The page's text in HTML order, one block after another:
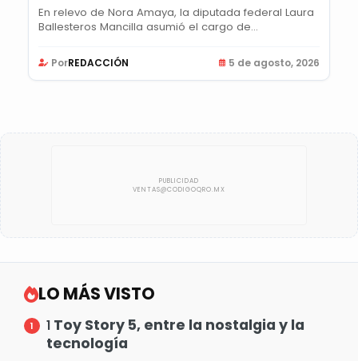
En relevo de Nora Amaya, la diputada federal Laura
Ballesteros Mancilla asumió el cargo de...
PorREDACCIÓN 5 de agosto, 2026
LO MÁS VISTO
1 Toy Story 5, entre la nostalgia y la
tecnología